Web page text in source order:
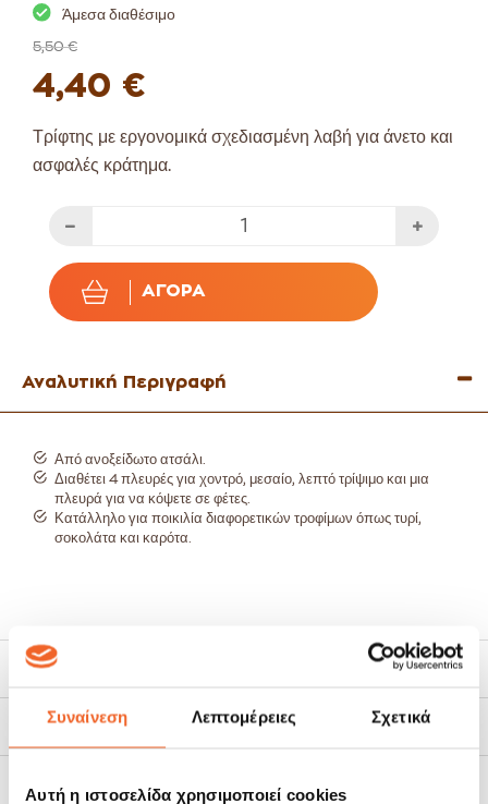
Συναίνεση Λεπτομέρειες Σχετικά
Αυτή η ιστοσελίδα χρησιμοποιεί cookies
Άμεσα διαθέσιμο
5,50 €
4,40 €
Τρίφτης με εργονομικά σχεδιασμένη λαβή για άνετο και
ασφαλές κράτημα.
ΑΓΟΡΆ
Αναλυτική Περιγραφή
Από ανοξείδωτο ατσάλι.
Διαθέτει 4 πλευρές για χοντρό, μεσαίο, λεπτό τρίψιμο και μια
πλευρά για να κόψετε σε φέτες.
Κατάλληλο για ποικιλία διαφορετικών τροφίμων όπως τυρί,
σοκολάτα και καρότα.
Χαρακτηριστικά
Τρόποι Αποστολής
Πολιτική Επιστροφών